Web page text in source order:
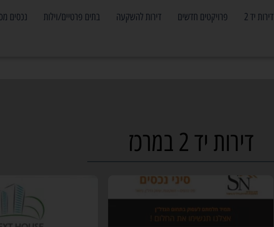
דירות יד 2 פרויקטים חדשים דירות להשקעה בתים פרטיים/וילות נכסים
דירות יד 2 במרכז